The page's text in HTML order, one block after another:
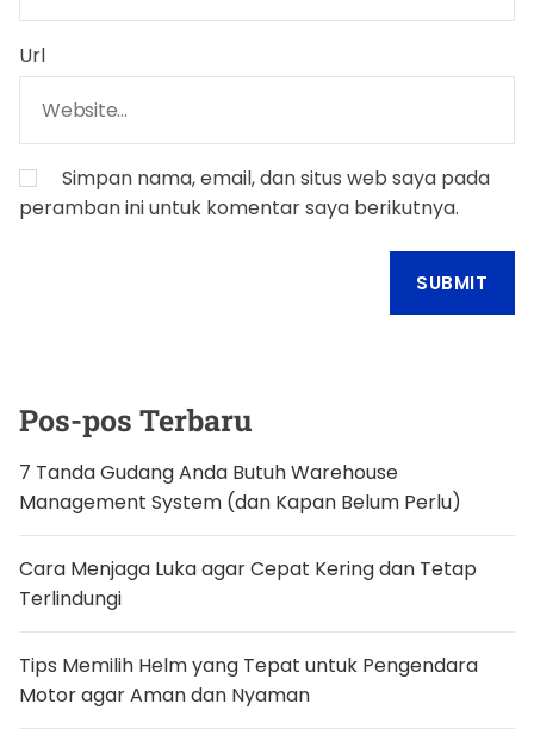
Url
Simpan nama, email, dan situs web saya pada
peramban ini untuk komentar saya berikutnya.
Pos-pos Terbaru
7 Tanda Gudang Anda Butuh Warehouse
Management System (dan Kapan Belum Perlu)
Cara Menjaga Luka agar Cepat Kering dan Tetap
Terlindungi
Tips Memilih Helm yang Tepat untuk Pengendara
Motor agar Aman dan Nyaman